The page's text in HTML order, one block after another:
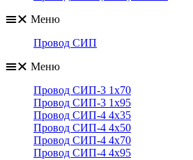
Меню
Провод СИП
Меню
Провод СИП-3 1х70
Провод СИП-3 1х95
Провод СИП-4 4х35
Провод СИП-4 4х50
Провод СИП-4 4х70
Провод СИП-4 4х95